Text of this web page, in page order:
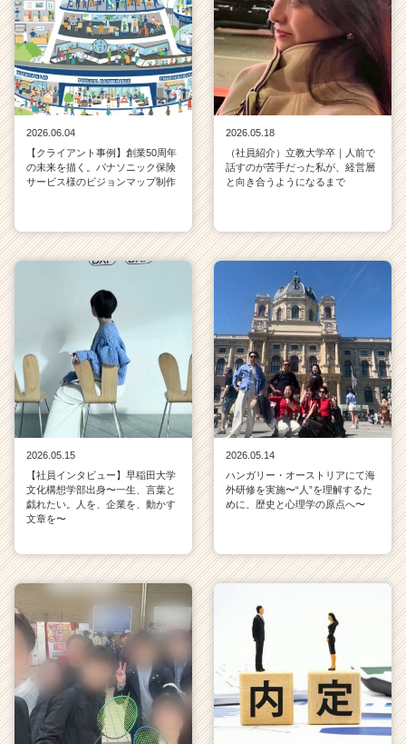
2026.06.04
【クライアント事例】創業50周年
の未来を描く。パナソニック保険
サービス様のビジョンマップ制作
2026.05.18
（社員紹介）立教大学卒｜人前で
話すのが苦手だった私が、経営層
と向き合うようになるまで
2026.05.15
【社員インタビュー】早稲田大学
文化構想学部出身〜一生、言葉と
戯れたい。人を、企業を、動かす
文章を〜
2026.05.14
ハンガリー・オーストリアにて海
外研修を実施〜“人”を理解するた
めに、歴史と心理学の原点へ〜